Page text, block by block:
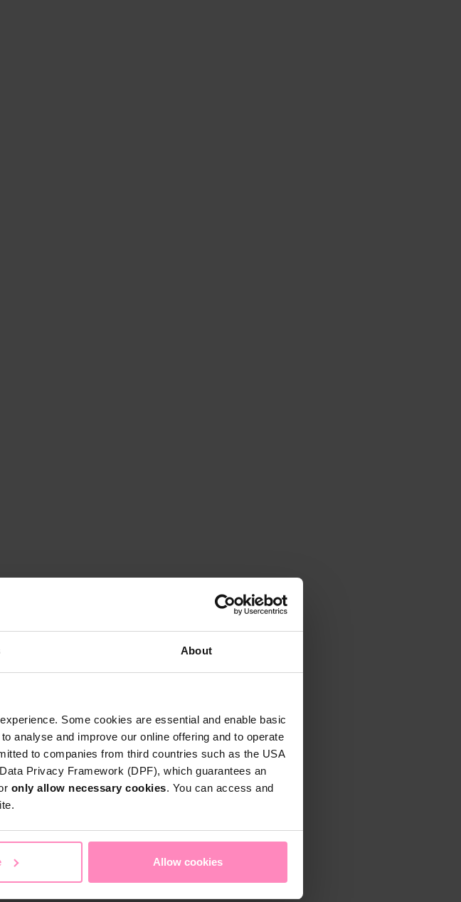
About
Some cookies are essential and enable basic
analyse and improve our online offering and to operate
to companies from third countries such as the USA
Privacy Framework (DPF), which guarantees an
only allow necessary cookies. You can access and
Allow cookies